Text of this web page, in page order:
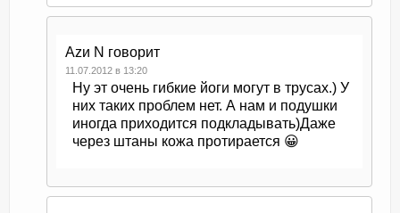
Azи N говорит
11.07.2012 в 13:20
Ну эт очень гибкие йоги могут в трусах.) У
них таких проблем нет. А нам и подушки
иногда приходится подкладывать)Даже
через штаны кожа протирается 😀